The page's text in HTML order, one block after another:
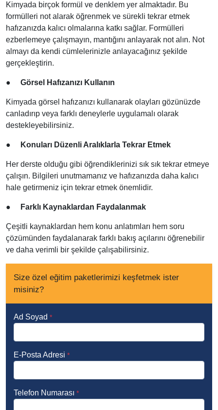
Kimyada birçok formül ve denklem yer almaktadır. Bu
formülleri not alarak öğrenmek ve sürekli tekrar etmek
hafızanızda kalıcı olmalarına katkı sağlar. Formülleri
ezberlemeye çalışmayın, mantığını anlayarak not alın. Not
almayı da kendi cümlelerinizle anlayacağınız şekilde
gerçekleştirin.
● Görsel Hafızanızı Kullanın
Kimyada görsel hafızanızı kullanarak olayları gözünüzde
canladırıp veya farklı deneylerle uygulamalı olarak
destekleyebilirsiniz.
● Konuları Düzenli Aralıklarla Tekrar Etmek
Her derste olduğu gibi öğrendiklerinizi sık sık tekrar etmeye
çalışın. Bilgileri unutmamanız ve hafızanızda daha kalıcı
hale getirmeniz için tekrar etmek önemlidir.
● Farklı Kaynaklardan Faydalanmak
Çeşitli kaynaklardan hem konu anlatımları hem soru
çözümünden faydalanarak farklı bakış açılarını öğrenebilir
ve daha verimli bir şekilde çalışabilirsiniz.
Size özel eğitim paketlerimizi keşfetmek ister
misiniz?
Ad Soyad *
E-Posta Adresi *
Telefon Numarası *